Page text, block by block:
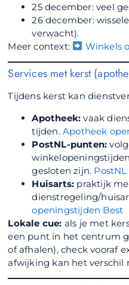
25 december: veel
26 december:
verwacht).
Meer context:
Winkels
Services met kerst
Tijdens kerst kan
Apotheek: vaak
tijden.Apotheek
PostNL-punten:
gesloten zijn.
Huisarts: praktijk
dienstregeling/
openingstijden Best
Lokale cue: als je met
een punt in het centrum
of afhalen), check vooraf
afwijking kan het verschil